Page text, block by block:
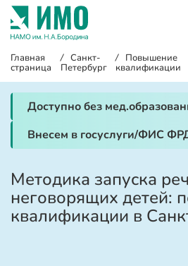
Главная
страница
/ Санкт-
Петербург
/ Повышение
квалификации
Доступно без
Внесем в госуслуги/ФИС
Методика запуска
неговорящих детей:
квалификации в